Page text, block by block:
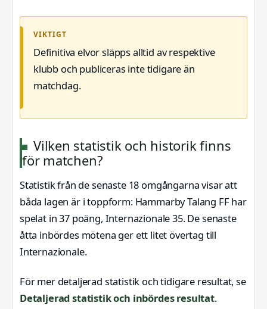
VIKTIGT
Definitiva elvor släpps alltid av respektive
klubb och publiceras inte tidigare än
matchdag.
Vilken statistik och historik finns
för matchen?
Statistik från de senaste 18 omgångarna visar att
båda lagen är i toppform: Hammarby Talang FF har
spelat in 37 poäng, Internazionale 35. De senaste
åtta inbördes mötena ger ett litet övertag till
Internazionale.
För mer detaljerad statistik och tidigare resultat, se
Detaljerad statistik och inbördes resultat.